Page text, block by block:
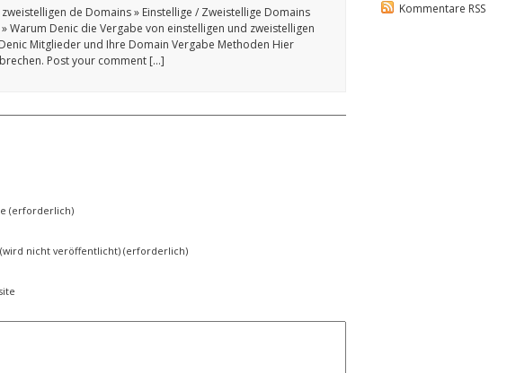
de Domains » Einstellige / Zweistellige Domains
Warum Denic die Vergabe von einstelligen und zweistelligen
Mitglieder und Ihre Domain Vergabe Methoden Hier
Post your comment […]
(erforderlich)
nicht veröffentlicht) (erforderlich)
Kommentare RSS